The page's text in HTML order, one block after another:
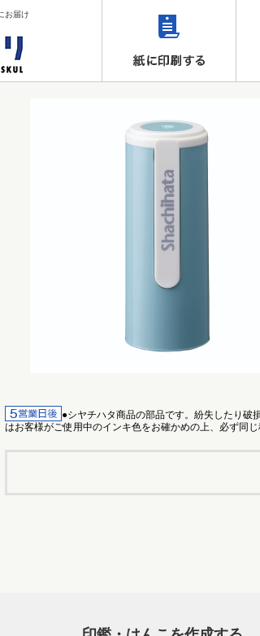
お届け
●シヤチハタ商品の部品です。紛失したり破
はお客様がご使用中のインキ色をお確かめの上、必ず同